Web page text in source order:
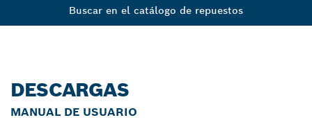
Buscar en el catálogo de repuestos
DESCARGAS
MANUAL DE USUARIO